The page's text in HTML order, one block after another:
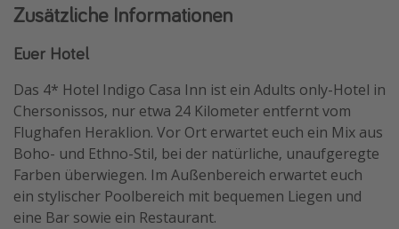
Zusätzliche Informationen
Euer Hotel
Das 4* Hotel Indigo Casa Inn ist ein Adults only-Hotel in
Chersonissos, nur etwa 24 Kilometer entfernt vom
Flughafen Heraklion. Vor Ort erwartet euch ein Mix aus
Boho- und Ethno-Stil, bei der natürliche, unaufgeregte
Farben überwiegen. Im Außenbereich erwartet euch
ein stylischer Poolbereich mit bequemen Liegen und
eine Bar sowie ein Restaurant.